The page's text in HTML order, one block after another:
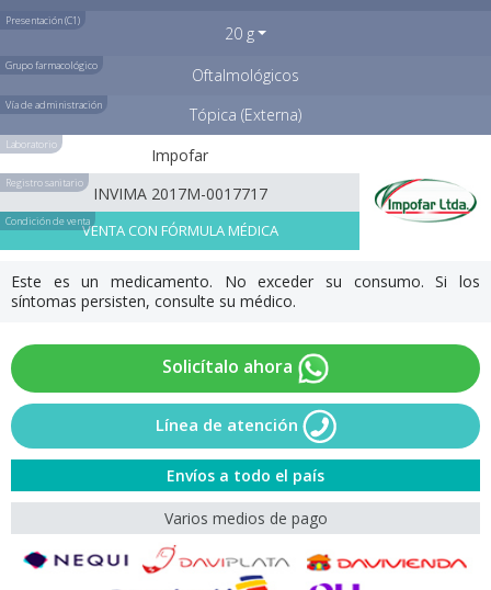
Presentación (C1)
20 g
Grupo farmacológico Oftalmológicos
Vía de administración Tópica (Externa)
Laboratorio
Impofar
Registro sanitario
INVIMA 2017M-0017717
Condición de ventaVENTA CON FÓRMULA MÉDICA
Este es un medicamento. No exceder su consumo. Si los
síntomas persisten, consulte su médico.
Solicítalo ahora
Línea de atención
Envíos a todo el país
Varios medios de pago